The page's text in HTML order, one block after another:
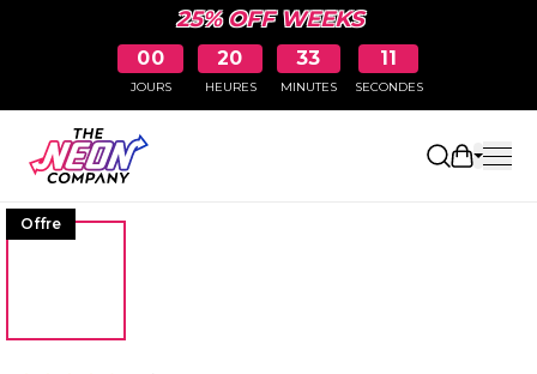
25% OFF WEEKS
00
JOURS
20
HEURES
33
MINUTES
11
SECONDES
Ouvrir
Offre